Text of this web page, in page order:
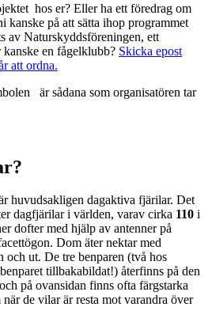
hos er? Eller ha ett föredrag om
kanske på att sätta ihop programmet
av Naturskyddsföreningen, ett
en fågelklubb? Skicka epost
att ordna.
är sådana som organisatören tar
huvudsakligen dagaktiva fjärilar. Det
dagfjärilar i världen, varav cirka 110 i
dofter med hjälp av antenner på
Dom äter nektar med
och ut. De tre benparen (två hos
tillbakabildat!) återfinns på den
på ovansidan finns ofta färgstarka
de vilar är resta mot varandra över